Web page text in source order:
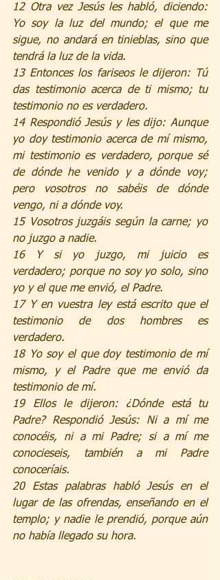
12 Otra vez Jesús les habló, diciendo:
Yo soy la luz del mundo; el que me
sigue, no andará en tinieblas, sino que
tendrá la luz de la vida.
13 Entonces los fariseos le dijeron: Tú
das testimonio acerca de ti mismo; tu
testimonio no es verdadero.
14 Respondió Jesús y les dijo: Aunque
yo doy testimonio acerca de mí mismo,
mi testimonio es verdadero, porque sé
de dónde he venido y a dónde voy;
pero vosotros no sabéis de dónde
vengo, ni a dónde voy.
15 Vosotros juzgáis según la carne; yo
no juzgo a nadie.
16 Y si yo juzgo, mi juicio es
verdadero; porque no soy yo solo, sino
yo y el que me envió, el Padre.
17 Y en vuestra ley está escrito que el
testimonio de dos hombres es
verdadero.
18 Yo soy el que doy testimonio de mí
mismo, y el Padre que me envió da
testimonio de mí.
19 Ellos le dijeron: ¿Dónde está tu
Padre? Respondió Jesús: Ni a mí me
conocéis, ni a mi Padre; si a mí me
conocieseis, también a mi Padre
conoceríais.
20 Estas palabras habló Jesús en el
lugar de las ofrendas, enseñando en el
templo; y nadie le prendió, porque aún
no había llegado su hora.